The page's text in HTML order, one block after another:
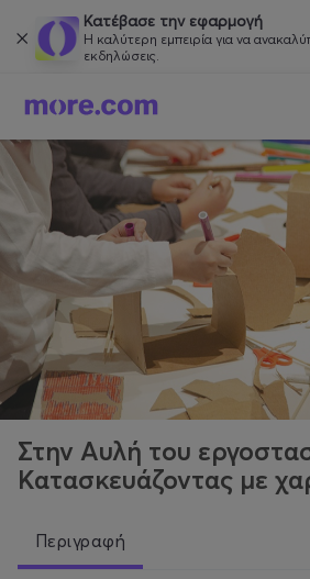
Κατέβασε την εφαρμογή
Η καλύτερη εμπειρία για να
εκδηλώσεις.
Στην Αυλή του
Κατασκευάζοντας με
Περιγραφή